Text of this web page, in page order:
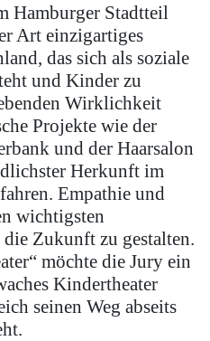
Hamburger Stadtteil
Art einzigartiges
das sich als soziale
und Kinder zu
Wirklichkeit
Projekte wie der
und der Haarsalon
Herkunft im
Empathie und
wichtigsten
Zukunft zu gestalten.
möchte die Jury ein
Kindertheater
seinen Weg abseits